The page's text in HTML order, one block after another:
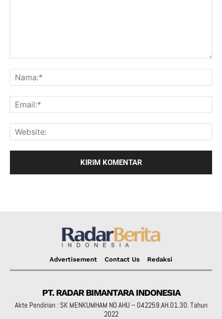
Advertisement Contact Us Redaksi
PT. RADAR BIMANTARA INDONESIA
Akte Pendirian : SK MENKUMHAM NO AHU – 042259.AH.01.30. Tahun
2022